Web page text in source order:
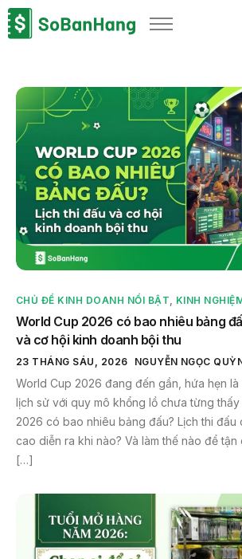
Sản phẩm
Bảng giá
Blog
Thông tin thuế
Về chúng tôi
CHỦ ĐỀ KINH DOANH NỔI BẬT KINH
World Cup 2026 có bao nhiêu bảng
và cơ hội kinh doanh bội thu
23 THÁNG SÁU, 2026 NGUYỄN NGỌC
World Cup 2026 đang đến gần, hứa hẹn là
lịch sử với quy mô khổng lồ chưa từng
2026 có bao nhiêu bảng đấu? Lịch thi đấu
cao diễn ra khi nào? Và làm thế nào để
[…]